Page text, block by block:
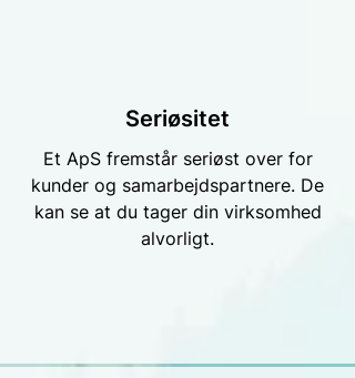
Seriøsitet
Et ApS fremstår seriøst over for
kunder og samarbejdspartnere. De
kan se at du tager din virksomhed
alvorligt.